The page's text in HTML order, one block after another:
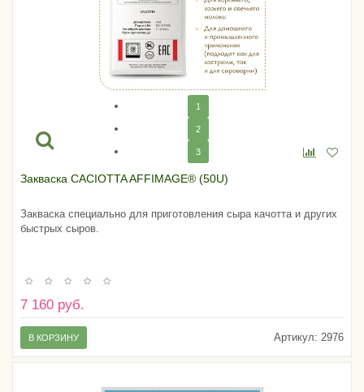
1
2
3
Закваска CACIOTTA AFFIMAGE® (50U)
Закваска специально для приготовления сыра качотта и других
быстрых сыров.
7 160 руб.
Артикул: 2976
В КОРЗИНУ